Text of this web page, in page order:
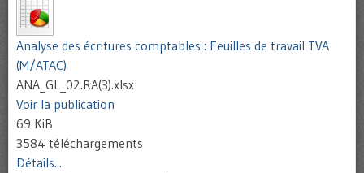
Analyse des écritures comptables : Feuilles de travail TVA
(M/ATAC)
ANA_GL_02.RA(3).xlsx
Voir la publication
69 KiB
3584 téléchargements
Détails...